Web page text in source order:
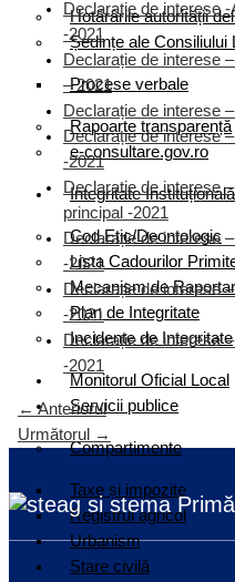
Hotărârile autorității
Ședințe ale Consiliului
Procese verbale
Rapoarte transparență
e-consultare.gov.ro
Integritate Instituțională
Cod Etic/Deontologic
Lista Cadourilor
Mecanism de
Plan de Integritate
Incidente de Integritate
Monitorul Oficial Local
Servicii publice
Compartimente
Taxe și impozite
Registrul agricol
Urbanism
Stare civilă
Declarație de interese
-2021
Declarație de interese
– 2021
Declarație de interese
Declarație de interese
-2021
Declarație de interese
principal -2021
Declarație de interese
-2021
Declarație de interese
-2021
Declarație de interese
-2021
← Anteriorul
Următorul →